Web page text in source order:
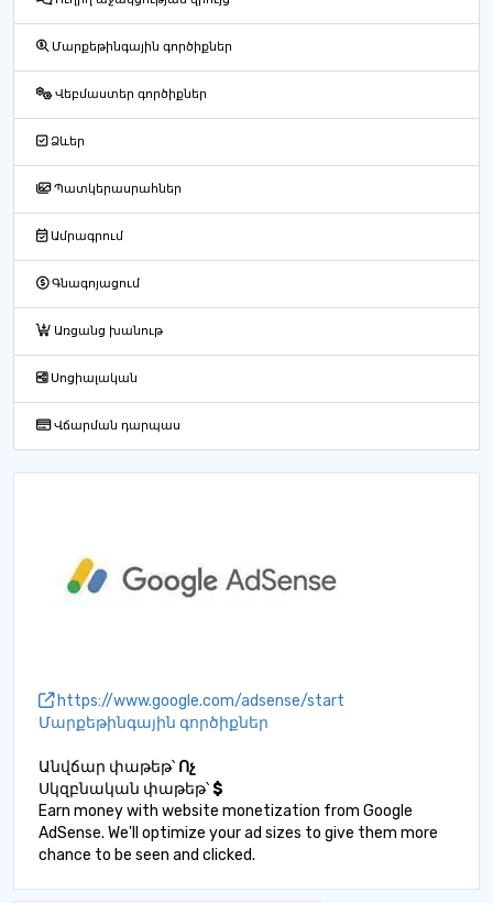
Մարքեթինգային գործիքներ
Վեբմաստեր գործիքներ
Ձևեր
Պատկերասրահներ
Ամրագրում
Գնագոյացում
Առցանց խանութ
Սոցիալական
Վճարման դարպաս
https://www.google.com/adsense/start
Մարքեթինգային գործիքներ
Անվճար փաթեթ՝ Ոչ
Սկզբնական փաթեթ՝$
Earn money with website monetization from Google
AdSense. We'll optimize your ad sizes to give them more
chance to be seen and clicked.